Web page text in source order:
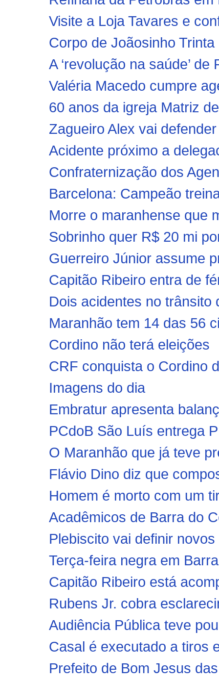
Visite a Loja Tavares e
Corpo de Joãosinho
A ‘revolução na saúde’
Valéria Macedo cumpre
60 anos da igreja Matriz
Zagueiro Alex vai
Acidente próximo a
Confraternização dos
Barcelona: Campeão
Morre o maranhense que
Sobrinho quer R$ 20 mi
Guerreiro Júnior assume
Capitão Ribeiro entra de
Dois acidentes no trânsito
Maranhão tem 14 das 56
Cordino não terá eleições
CRF conquista o Cordino
Imagens do dia
Embratur apresenta
PCdoB São Luís entrega
O Maranhão que já teve
Flávio Dino diz que
Homem é morto com um
Acadêmicos de Barra do
Plebiscito vai definir
Terça-feira negra em
Capitão Ribeiro está
Rubens Jr. cobra
Audiência Pública teve
Casal é executado a tiros
Prefeito de Bom Jesus